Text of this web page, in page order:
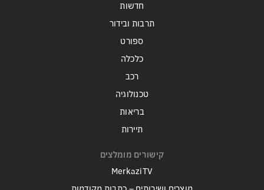
חדשות
תרבות ובידור
ספורט
כלכלה
רכב
טכנולוגיה
בריאות
תיירות
קישורים מומלצים
MerkaziTV